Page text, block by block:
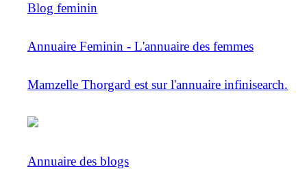
Blog feminin
Annuaire Feminin - L'annuaire des femmes
Mamzelle Thorgard est sur l'annuaire infinisearch.
Annuaire des blogs